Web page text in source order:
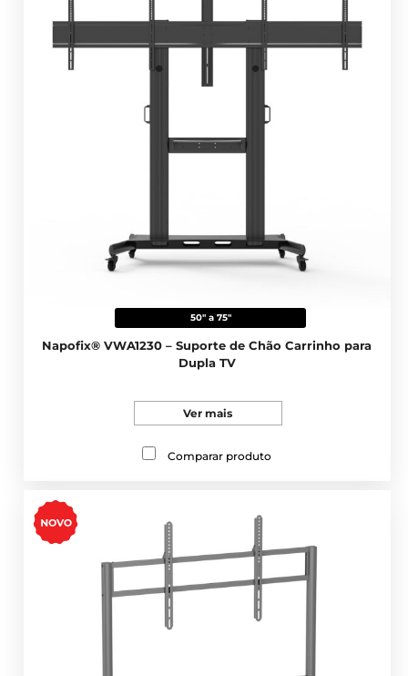
50" a 75"
Napofix® VWA1230 – Suporte de Chão Carrinho para
Dupla TV
Ver mais
Comparar produto